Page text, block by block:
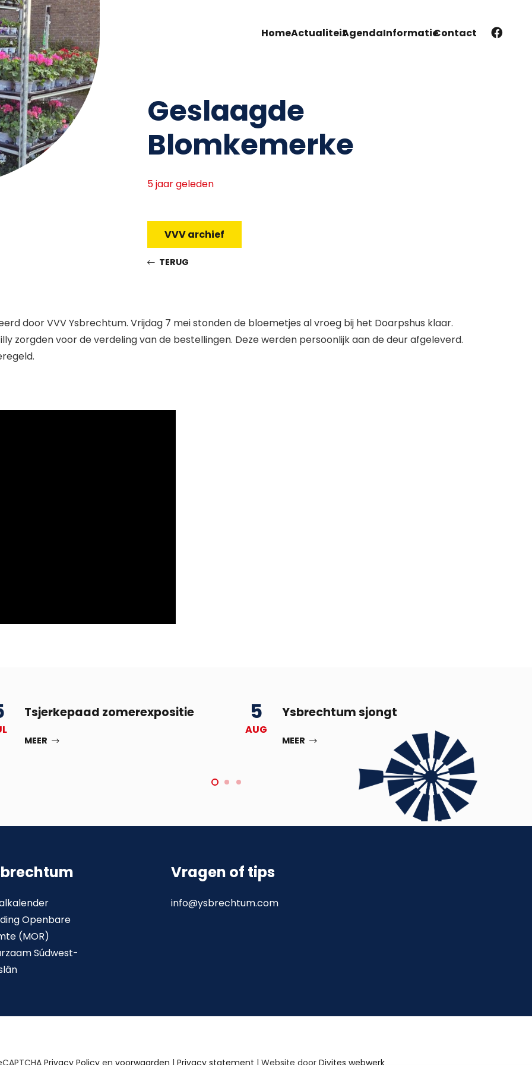
HomeActualiteitAgendaInformatieContact
Geslaagde
Blomkemerke
5 jaar geleden
VVV archief
TERUG
door VVV Ysbrechtum. Vrijdag 7 mei stonden de bloemetjes al vroeg bij het Doarpshus klaar.
zorgden voor de verdeling van de bestellingen. Deze werden persoonlijk aan de deur afgeleverd.
Tsjerkepaad zomerexpositie
MEER
5
AUG
Ysbrechtum sjongt
MEER
Openbare
(MOR)
Súdwest-
Vragen of tips
info@ysbrechtum.com